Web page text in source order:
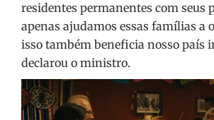
residentes permanentes com seus
apenas ajudamos essas famílias a
isso também beneficia nosso país
declarou o ministro.